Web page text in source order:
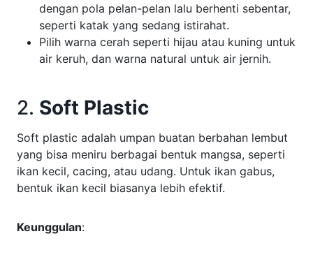
dengan pola pelan-pelan lalu berhenti sebentar,
seperti katak yang sedang istirahat.
Pilih warna cerah seperti hijau atau kuning untuk
air keruh, dan warna natural untuk air jernih.
2. Soft Plastic
Soft plastic adalah umpan buatan berbahan lembut
yang bisa meniru berbagai bentuk mangsa, seperti
ikan kecil, cacing, atau udang. Untuk ikan gabus,
bentuk ikan kecil biasanya lebih efektif.
Keunggulan: